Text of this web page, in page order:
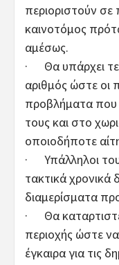
περιοριστούν σε
καινοτόμος
αμέσως.
· Θα υπάρχει
αριθμός ώστε οι
προβλήματα που
τους και στο
οποιοδήποτε
· Υπάλληλοι
τακτικά
διαμερίσματα
· Θα
περιοχής ώστε
έγκαιρα για τις